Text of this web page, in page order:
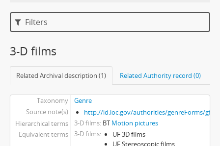
Filters
3-D films
Related Archival description (1) Related Authority record (0)
Taxonomy
Genre
Source note(s)
http://id.loc.gov/authorities/genreForms/
Hierarchical terms
3-D films BT Motion pictures
Equivalent terms
3-D films
UF 3D films
UF Stereoscopic films